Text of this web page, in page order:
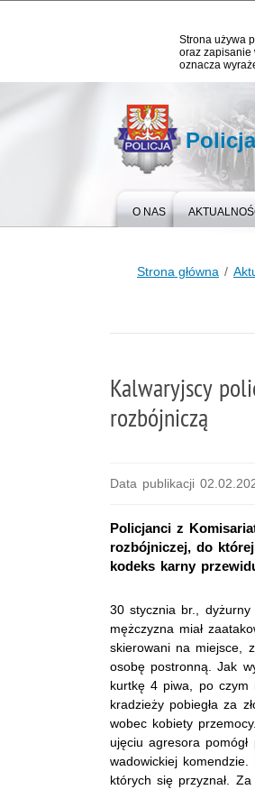
Strona używa
oraz zapisanie
oznacza
O NAS
Strona główna
Kalwaryjscy
rozbójniczą
Data publikacji
Policjanci z
rozbójniczej, do
kodeks karny
30 stycznia br., dyżurny
mężczyzna miał
skierowani na miejsce,
osobę postronną. Jak
kurtkę 4 piwa, po czym
kradzieży pobiegła za
wobec kobiety
ujęciu agresora
wadowickiej
których się przyznał.